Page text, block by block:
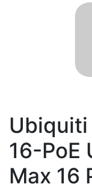
Ubiquiti
16-PoE
Max 16